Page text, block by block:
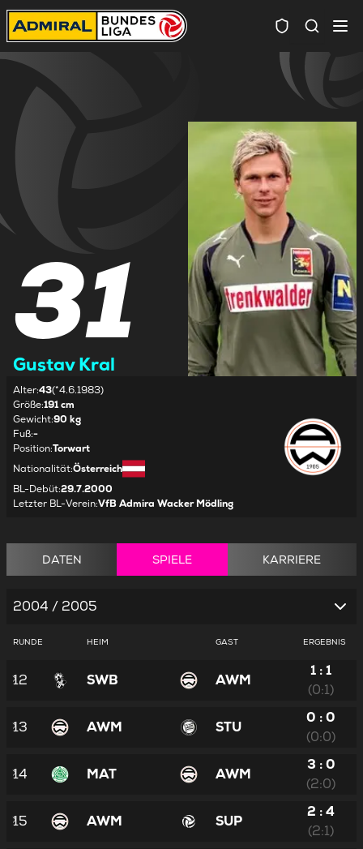
31
Gustav Kral
Alter:43(*4.6.1983)
Größe:191 cm
Gewicht:90 kg
Fuß:-
Position:Torwart
Nationalität:Österreich
BL-Debüt:29.7.2000
Letzter BL-Verein:VfB Admira Wacker Mödling
DATEN SPIELE KARRIERE
2004 / 2005
RUNDE HEIM GAST ERGEBNIS
12 SWB AWM
1 : 1
(0:1)
13 AWM STU
0 : 0
(0:0)
14 MAT AWM
3 : 0
(2:0)
15 AWM SUP
2 : 4
(2:1)